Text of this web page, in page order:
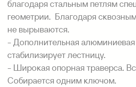
благодаря стальным петлям
геометрии. Благодаря
не вырываются.
- Дополнительная
стабилизирует лестницу.
- Широкая опорная траверса.
Собирается одним ключом.